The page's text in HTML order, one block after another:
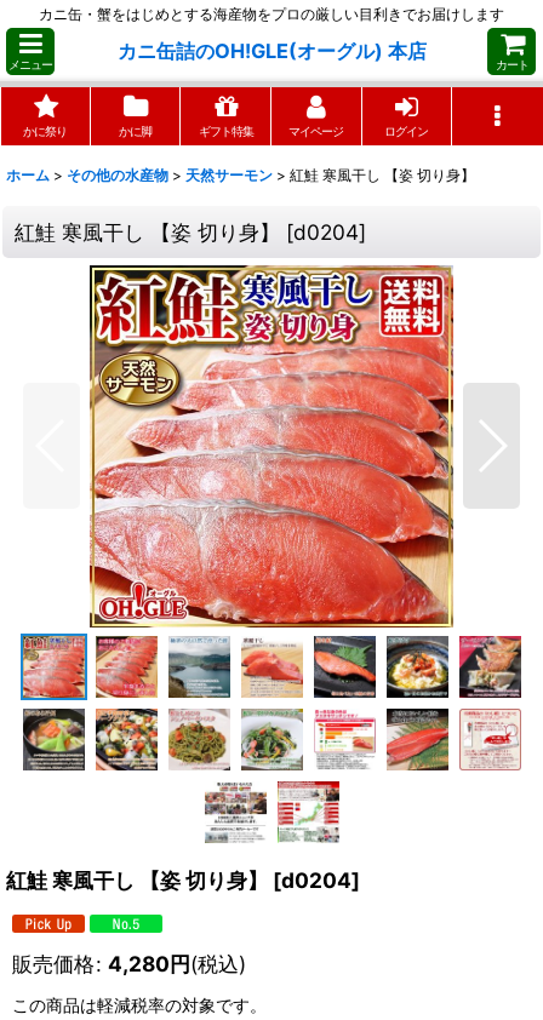
カニ缶・蟹をはじめとする海産物をプロの厳しい目利きでお届けします
メニュー
カニ缶詰のOH!GLE(オーグル) 本店
カート
かに祭り かに脚 ギフト特集 マイページ ログイン
ホーム > その他の水産物 > 天然サーモン > 紅鮭 寒風干し 【姿 切り身】
紅鮭 寒風干し 【姿 切り身】 [d0204]
紅鮭 寒風干し 【姿 切り身】 [d0204]
販売価格: 4,280円(税込)
この商品は軽減税率の対象です。